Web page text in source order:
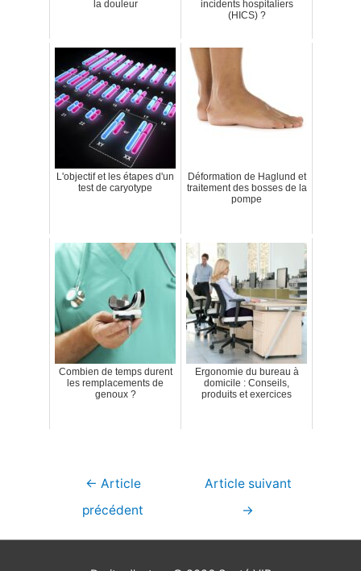
la douleur
incidents hospitaliers
(HICS) ?
L'objectif et les étapes d'un
test de caryotype
Déformation de Haglund et
traitement des bosses de la
pompe
Combien de temps durent
les remplacements de
genoux ?
Ergonomie du bureau à
domicile : Conseils,
produits et exercices
Navigation
← Article
précédent
Article suivant
→